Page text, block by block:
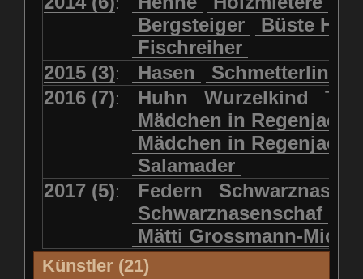
Bergsteiger
Büste HP
Fischreiher
2015 (3): Hasen Schmetterlinge
2016 (7): Huhn Wurzelkind
Mädchen in
Mädchen in Regenjacke
Salamader
2017 (5): Federn
Schwarznasenschaf
Mätti Grossmann-
Künstler (21)